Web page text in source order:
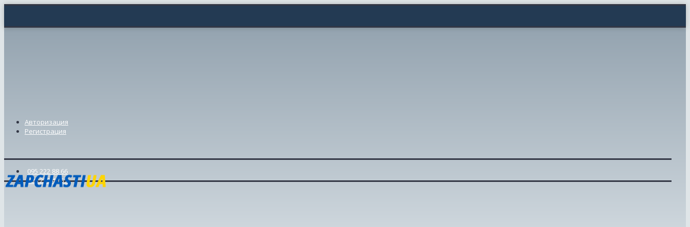
Авторизация
Регистрация
095 222 88 66
098 239 46 57